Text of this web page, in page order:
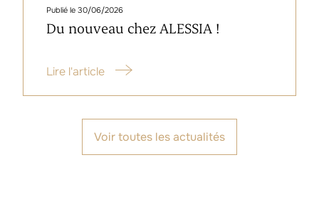
30/06/2026
Du nouveau chez ALESSIA !
Lire l'article
Voir toutes les actualités